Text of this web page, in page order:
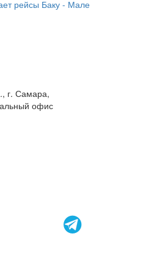
рейсы Баку - Мале
г. Самара,
офис